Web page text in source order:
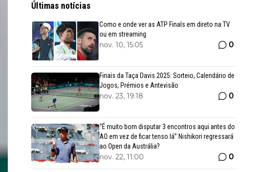
Últimas notícias
Como e onde ver as ATP Finals em direto na TV
ou em streaming
nov. 10, 15:05 0
Finais da Taça Davis 2025: Sorteio, Calendário de
Jogos, Prémios e Antevisão
nov. 23, 19:18 0
“É muito bom disputar 3 encontros aqui antes do
AO em vez de ficar tenso lá” Nishikori regressará
ao Open da Austrália?
nov. 22, 11:00 0